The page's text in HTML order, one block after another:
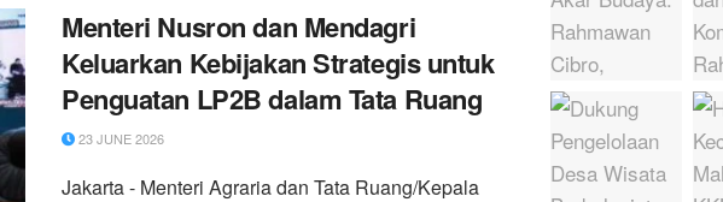
Menteri Nusron dan Mendagri
Keluarkan Kebijakan Strategis untuk
Penguatan LP2B dalam Tata Ruang
23 JUNE 2026
Jakarta - Menteri Agraria dan Tata Ruang/Kepala